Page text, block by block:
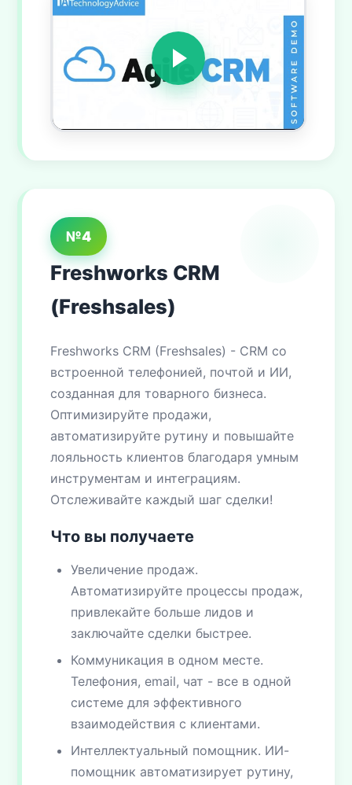
№4
Freshworks CRM
(Freshsales)
Freshworks CRM (Freshsales) - CRM со
встроенной телефонией, почтой и ИИ,
созданная для товарного бизнеса.
Оптимизируйте продажи,
автоматизируйте рутину и повышайте
лояльность клиентов благодаря умным
инструментам и интеграциям.
Отслеживайте каждый шаг сделки!
Что вы получаете
Увеличение продаж.
Автоматизируйте процессы продаж,
привлекайте больше лидов и
заключайте сделки быстрее.
Коммуникация в одном месте.
Телефония, email, чат - все в одной
системе для эффективного
взаимодействия с клиентами.
Интеллектуальный помощник. ИИ-
помощник автоматизирует рутину,